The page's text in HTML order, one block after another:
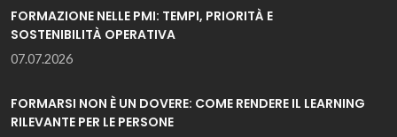
FORMAZIONE NELLE PMI: TEMPI, PRIORITÀ E
SOSTENIBILITÀ OPERATIVA
07.07.2026
FORMARSI NON È UN DOVERE: COME RENDERE IL LEARNING
RILEVANTE PER LE PERSONE